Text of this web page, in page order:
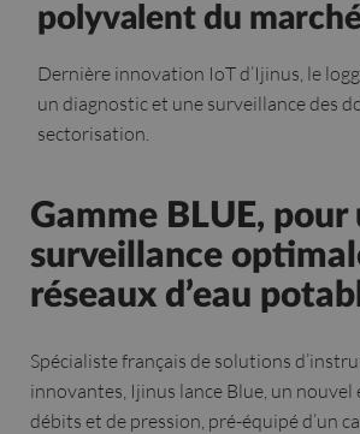
polyvalent du
Dernière innovation IoT d’Ijinus, le
un diagnostic et une surveillance des
sectorisation.
Gamme BLUE, pour
surveillance
réseaux d’eau
Spécialiste français de solutions
innovantes, Ijinus lance Blue, un
débits et de pression, pré-équipé d’un